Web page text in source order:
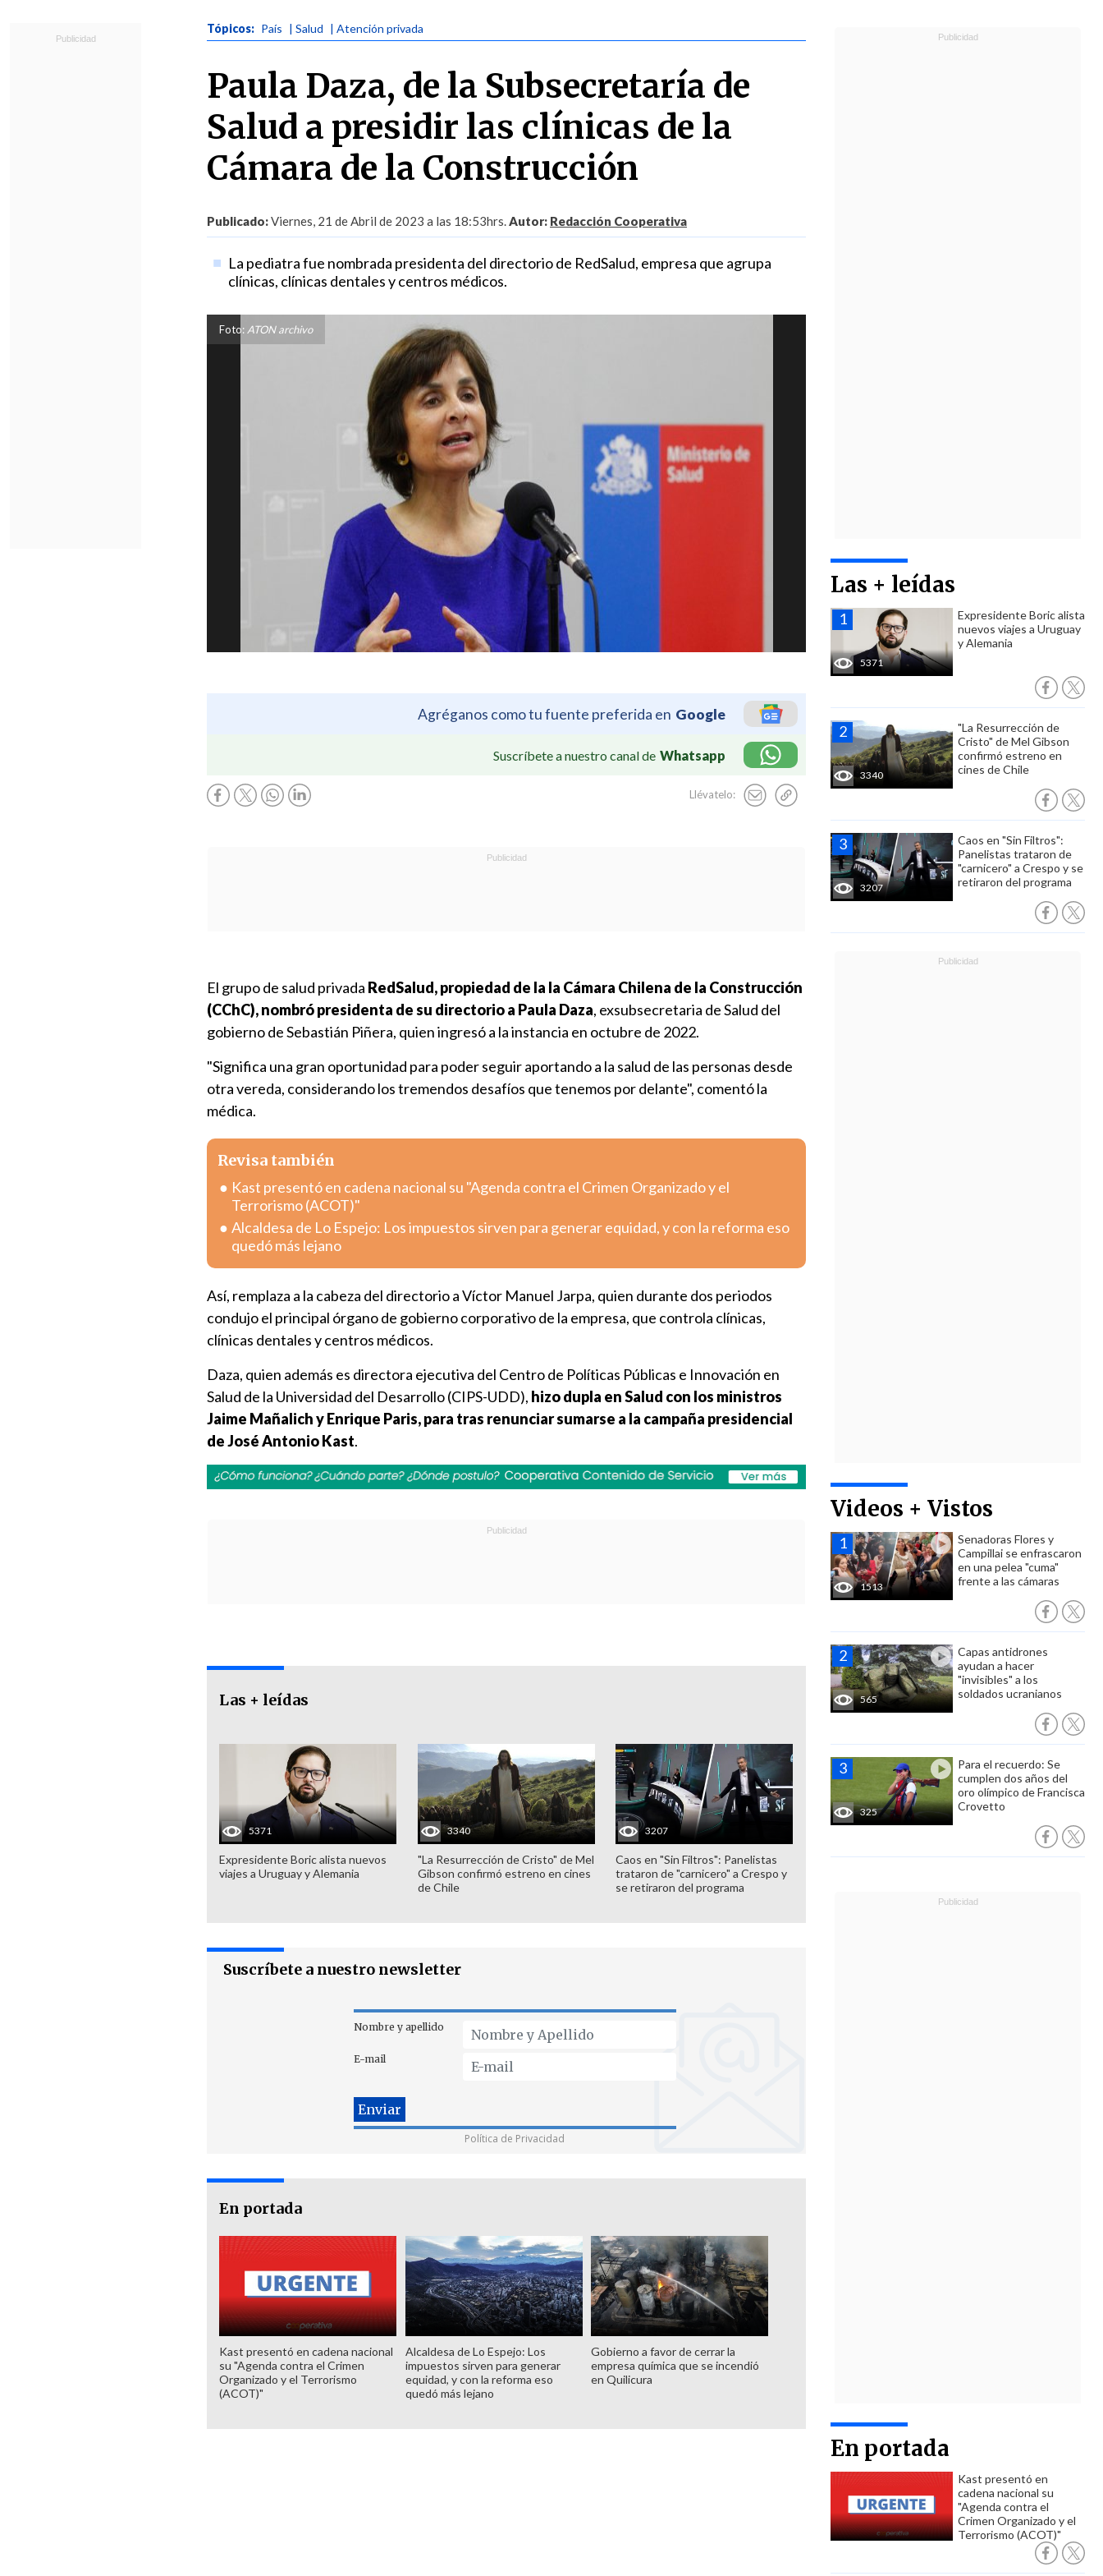
Tópicos: País | Salud | Atención privada
Paula Daza, de la Subsecretaría de
Salud a presidir las clínicas de la
Cámara de la Construcción
Publicado:Viernes, 21 de Abril de 2023 a las 18:53hrs.Autor: Redacción Cooperativa
La pediatra fue nombrada presidenta del directorio de RedSalud, empresa que agrupa
clínicas, clínicas dentales y centros médicos.
Foto: ATON archivo
Agréganos como tu fuente preferida en Google
Suscríbete a nuestro canal de Whatsapp
Llévatelo:
Las + leídas
5371
Expresidente Boric alista
nuevos viajes a Uruguay
y Alemania
3340
"La Resurrección de
Cristo" de Mel Gibson
confirmó estreno en
cines de Chile
3207
Caos en "Sin Filtros":
Panelistas trataron de
"carnicero" a Crespo y se
retiraron del programa
Videos + Vistos
1513
Senadoras Flores y
Campillai se enfrascaron
en una pelea "cuma"
frente a las cámaras
565
Capas antidrones
ayudan a hacer
"invisibles" a los
soldados ucranianos
325
Para el recuerdo: Se
cumplen dos años del
oro olímpico de Francisca
Crovetto
En portada
Kast presentó en
cadena nacional su
"Agenda contra el
Crimen Organizado y el
Terrorismo (ACOT)"
El grupo de salud privada RedSalud, propiedad de la la Cámara Chilena de la Construcción
(CChC), nombró presidenta de su directorio a Paula Daza, exsubsecretaria de Salud del
gobierno de Sebastián Piñera, quien ingresó a la instancia en octubre de 2022.
"Significa una gran oportunidad para poder seguir aportando a la salud de las personas desde
otra vereda, considerando los tremendos desafíos que tenemos por delante", comentó la
médica.
Revisa también
Kast presentó en cadena nacional su "Agenda contra el Crimen Organizado y el
Terrorismo (ACOT)"
Alcaldesa de Lo Espejo: Los impuestos sirven para generar equidad, y con la reforma eso
quedó más lejano
Así, remplaza a la cabeza del directorio a Víctor Manuel Jarpa, quien durante dos periodos
condujo el principal órgano de gobierno corporativo de la empresa, que controla clínicas,
clínicas dentales y centros médicos.
Daza, quien además es directora ejecutiva del Centro de Políticas Públicas e Innovación en
Salud de la Universidad del Desarrollo (CIPS-UDD), hizo dupla en Salud con los ministros
Jaime Mañalich y Enrique Paris, para tras renunciar sumarse a la campaña presidencial
de José Antonio Kast.
Las + leídas
5371
Expresidente Boric alista nuevos
viajes a Uruguay y Alemania
3340
"La Resurrección de Cristo" de Mel
Gibson confirmó estreno en cines
de Chile
3207
Caos en "Sin Filtros": Panelistas
trataron de "carnicero" a Crespo y
se retiraron del programa
Suscríbete a nuestro newsletter
Nombre y apellido
E-mail
Política de Privacidad
En portada
Kast presentó en cadena nacional
su "Agenda contra el Crimen
Organizado y el Terrorismo
(ACOT)"
Alcaldesa de Lo Espejo: Los
impuestos sirven para generar
equidad, y con la reforma eso
quedó más lejano
Gobierno a favor de cerrar la
empresa química que se incendió
en Quilicura